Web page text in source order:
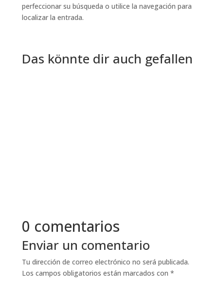
perfeccionar su búsqueda o utilice la navegación para
localizar la entrada.
Das könnte dir auch gefallen
0 comentarios
Enviar un comentario
Tu dirección de correo electrónico no será publicada.
Los campos obligatorios están marcados con *